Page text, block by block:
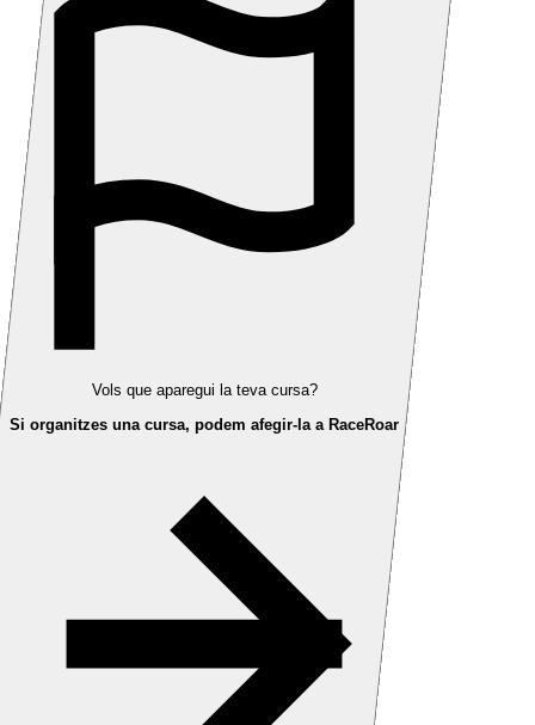
Vols que aparegui la teva cursa?
Si organitzes una cursa, podem afegir-la a RaceRoar